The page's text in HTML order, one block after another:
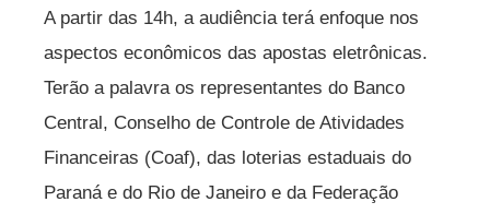
A partir das 14h, a audiência terá enfoque nos
aspectos econômicos das apostas eletrônicas.
Terão a palavra os representantes do Banco
Central, Conselho de Controle de Atividades
Financeiras (Coaf), das loterias estaduais do
Paraná e do Rio de Janeiro e da Federação